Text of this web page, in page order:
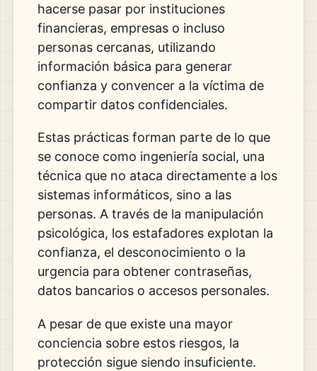
hacerse pasar por instituciones
financieras, empresas o incluso
personas cercanas, utilizando
información básica para generar
confianza y convencer a la víctima de
compartir datos confidenciales.
Estas prácticas forman parte de lo que
se conoce como ingeniería social, una
técnica que no ataca directamente a los
sistemas informáticos, sino a las
personas. A través de la manipulación
psicológica, los estafadores explotan la
confianza, el desconocimiento o la
urgencia para obtener contraseñas,
datos bancarios o accesos personales.
A pesar de que existe una mayor
conciencia sobre estos riesgos, la
protección sigue siendo insuficiente.